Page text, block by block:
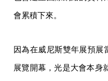
會累積下來。
因為在威尼斯雙年展預展
展覽開幕，光是大會本身